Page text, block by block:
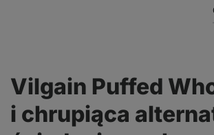
Vilgain Puffed
i chrupiąca